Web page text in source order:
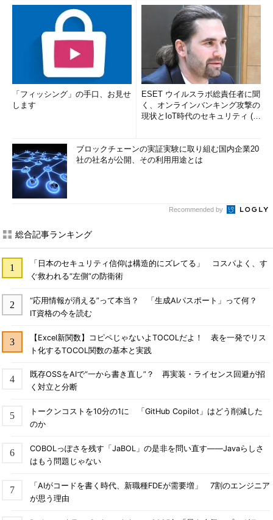
「フィッシング」の手口、お見せ
します
ESET ウイルスラボ総責任者に聞
く、オンラインバンキング攻撃の
現状とIoT時代のセキュリティ (1/
ブロックチェーンの実証実験に取り組む国内企業20
社の社名が公開、その利用用途とは
Recommended by
総合記事ランキング
「日本のセキュリティ信仰は構造的にズレてる」 コスパよく、す
ぐ救われる“左側”の防衛術
“応用情報が消える”って本当？ 「生成AIパスポート」って何？
IT資格の今を読む
【Excel新関数】コピペじゃないよTOCOLだよ！ 表を一発でリス
ト化するTOCOL関数の基本と実践
既存OSSをAIで“一から書き直し”？ 再実装・ライセンス回避が招
く対立と分断
トークンコストを10分の1に 「GitHub Copilot」はどう削減した
のか
COBOLっぽさを残す「JaBOL」の是非を問い直す――Javaらしさ
はもう問題じゃない
「AIがコードを書く時代、新職種FDEが需要増」 7割のエンジニア
が思う理由